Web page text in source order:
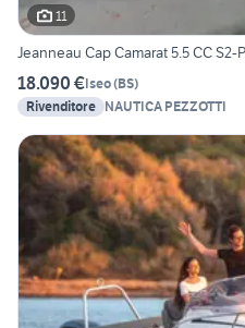
11
Jeanneau Cap Camarat 5.5 CC
18.090 €Iseo(BS)
Rivenditore NAUTICA PEZZOTTI